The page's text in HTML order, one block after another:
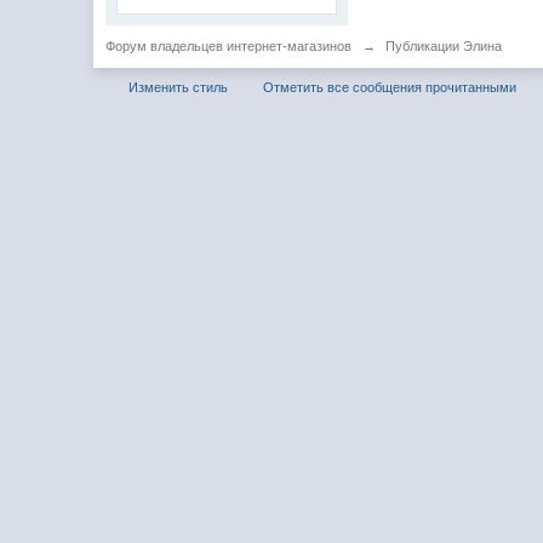
Форум владельцев интернет-магазинов → Публикации Элина
Изменить стиль Отметить все сообщения прочитанными